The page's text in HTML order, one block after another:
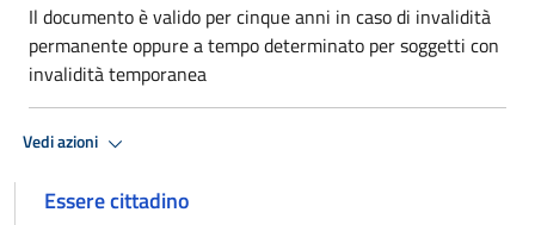
Il documento è valido per cinque anni in caso di invalidità
permanente oppure a tempo determinato per soggetti con
invalidità temporanea
Vedi azioni
Essere cittadino